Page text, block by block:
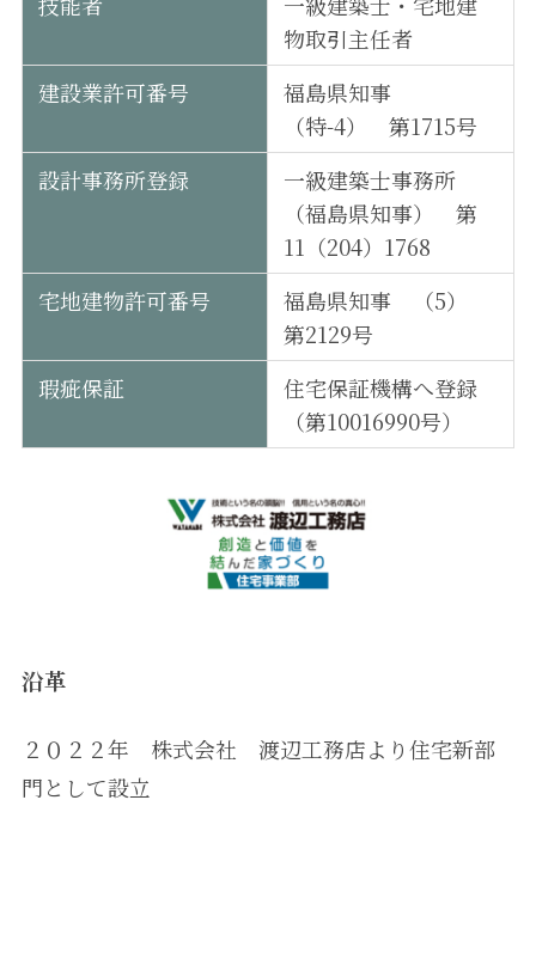
物取引主任者
建設業許可番号
福島県知事
（特-4） 第1715号
設計事務所登録
一級建築士事務所
（福島県知事） 第
11（204）1768
宅地建物許可番号
福島県知事 （5）
第2129号
瑕疵保証
住宅保証機構へ登録
（第10016990号）
沿革
２０２２年 株式会社 渡辺工務店より住宅新部
門として設立